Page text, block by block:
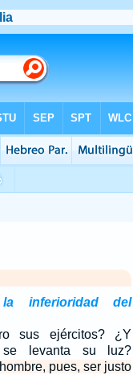
inferioridad del
sus ejércitos? ¿Y
levanta su luz?
pues, ser justo